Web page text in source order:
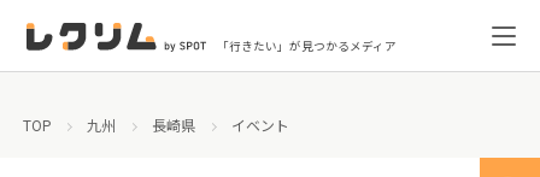
「行きたい」が見つかるメディア
TOP 九州 長崎県 イベント